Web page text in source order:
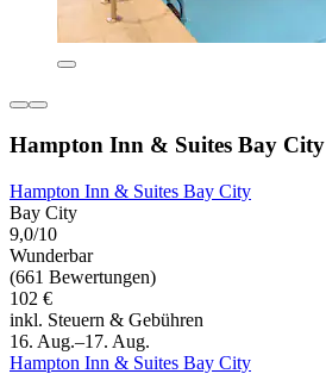
Hampton Inn & Suites Bay City
Hampton Inn & Suites Bay City
Bay City
9,0/10
Wunderbar
(661 Bewertungen)
102 €
inkl. Steuern & Gebühren
16. Aug.–17. Aug.
Hampton Inn & Suites Bay City